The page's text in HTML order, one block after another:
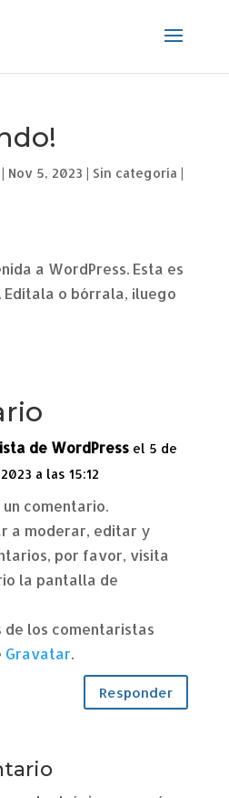
| Nov 5, 2023 | Sin categoría |
a WordPress. Esta es
o bórrala, ¡luego
de WordPress el 5 de
a las 15:12
comentario.
a moderar, editar y
por favor, visita
la pantalla de
de los comentaristas
Gravatar.
Responder